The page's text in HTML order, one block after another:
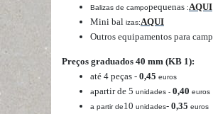
Balizas de campopequenas :AQUI
Mini bal izas:AQUI
Outros equipamentos para
Preços graduados 40 mm (KB 1):
até 4 peças - 0,45 euros
apartir de 5 unidades - 0,40 euros
a partir de10 unidades- 0,35 euros